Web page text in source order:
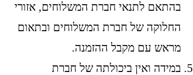
בהתאם לתנאי חברת המשלוחים, אזורי
החלוקה של חברת המשלוחים ובתאום
מראש עם מקבל ההזמנה.
במידה ואין ביכולתה של חברת